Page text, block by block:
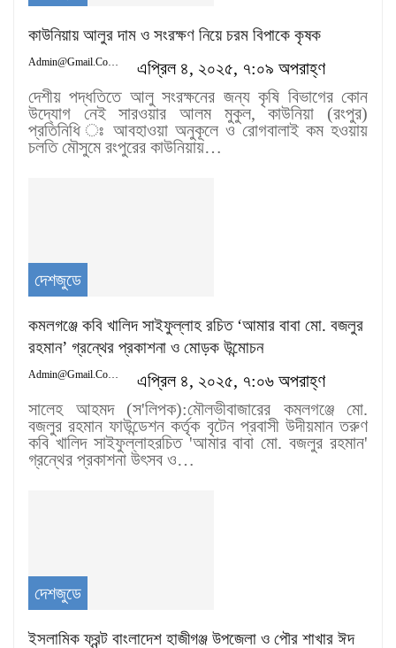
কাউনিয়ায় আলুর দাম ও সংরক্ষণ নিয়ে চরম বিপাকে কৃষক
এপ্রিল ৪, ২০২৫, ৭:০৯ অপরাহ্ণ
দেশীয় পদ্ধতিতে আলু সংরক্ষনের জন্য কৃষি বিভাগের কোন
উদ্যোগ নেই সারওয়ার আলম মুকুল, কাউনিয়া (রংপুর)
প্রতিনিধি ঃ আবহাওয়া অনুকূলে ও রোগবালাই কম হওয়ায়
চলতি মৌসুমে রংপুরের কাউনিয়ায়…
দেশজুডে
কমলগঞ্জে কবি খালিদ সাইফুল্লাহ রচিত ‘আমার বাবা মো. বজলুর
রহমান’ গ্রন্থের প্রকাশনা ও মোড়ক উন্মোচন
Admin@gmail.com
এপ্রিল ৪, ২০২৫, ৭:০৬ অপরাহ্ণ
সালেহ আহমদ (স'লিপক):মৌলভীবাজারের কমলগঞ্জে মো.
বজলুর রহমান ফাউন্ডেশন কর্তৃক বৃটেন প্রবাসী উদীয়মান তরুণ
কবি খালিদ সাইফুল্লাহরচিত 'আমার বাবা মো. বজলুর রহমান'
গ্রন্থের প্রকাশনা উৎসব ও…
দেশজুডে
ইসলামিক ফ্রন্ট বাংলাদেশ হাজীগঞ্জ উপজেলা ও পৌর শাখার ঈদ